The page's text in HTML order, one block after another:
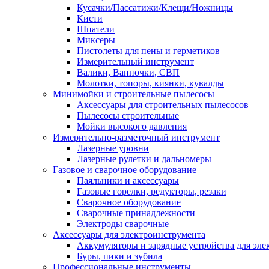
Кусачки/Пассатижи/Клещи/Ножницы
Кисти
Шпатели
Миксеры
Пистолеты для пены и герметиков
Измерительный инструмент
Валики, Ванночки, СВП
Молотки, топоры, киянки, кувалды
Минимойки и строительные пылесосы
Аксессуары для строительных пылесосов
Пылесосы строительные
Мойки высокого давления
Измерительно-разметочный инструмент
Лазерные уровни
Лазерные рулетки и дальномеры
Газовое и сварочное оборудование
Паяльники и аксессуары
Газовые горелки, редукторы, резаки
Сварочное оборудование
Сварочные принадлежности
Электроды сварочные
Аксессуары для электроинструмента
Аккумуляторы и зарядные устройства для
Буры, пики и зубила
Профессиональные инструменты